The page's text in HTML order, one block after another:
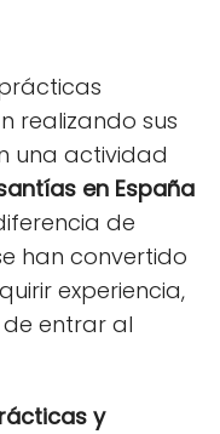
realizando sus
una actividad
en España
de
han convertido
experiencia,
entrar al
y